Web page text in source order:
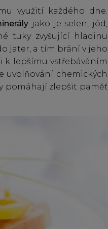
využití každého dne.
jako je selen, jód,
tuky zvyšující hladinu
jater, a tím brání v jeho
k lepšímu vstřebáváním
uvolňování chemických
pomáhají zlepšit paměť